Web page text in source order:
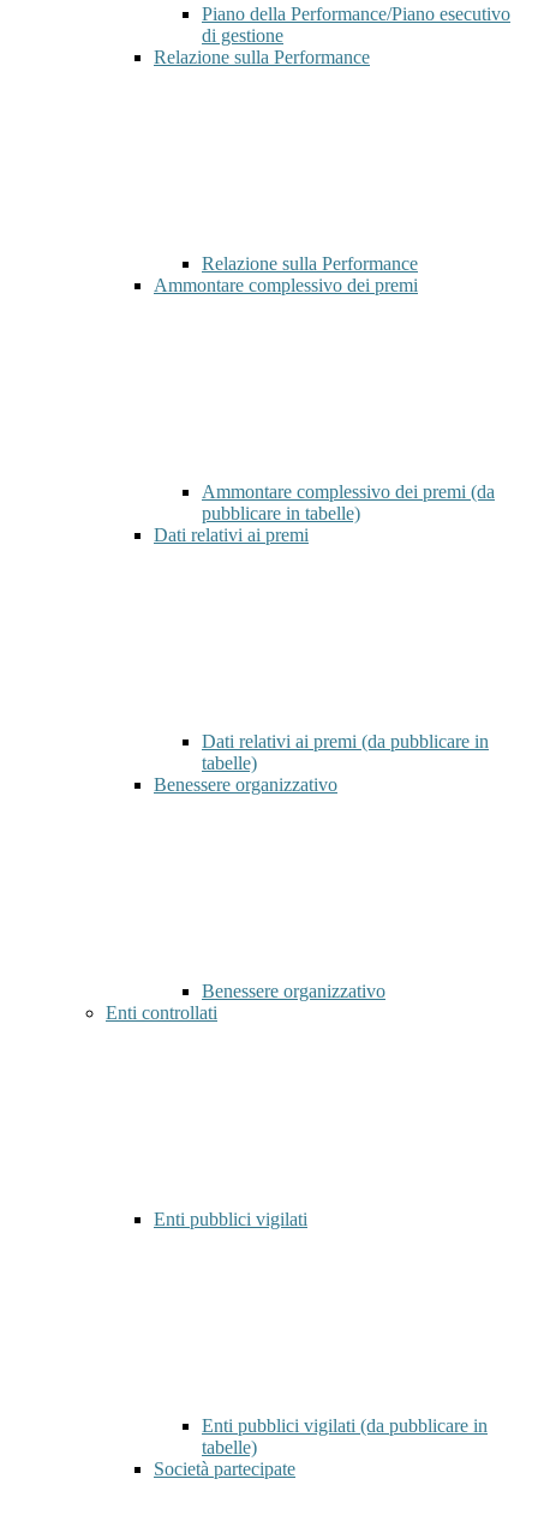
Piano della Performance/Piano esecutivo
di gestione
Relazione sulla Performance
Relazione sulla Performance
Ammontare complessivo dei premi
Ammontare complessivo dei premi (da
pubblicare in tabelle)
Dati relativi ai premi
Dati relativi ai premi (da pubblicare in
tabelle)
Benessere organizzativo
Benessere organizzativo
Enti controllati
Enti pubblici vigilati
Enti pubblici vigilati (da pubblicare in
tabelle)
Società partecipate